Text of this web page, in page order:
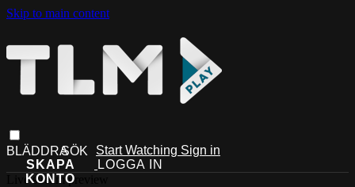
Skip to main content
Start Watching Sign in
Live stream preview